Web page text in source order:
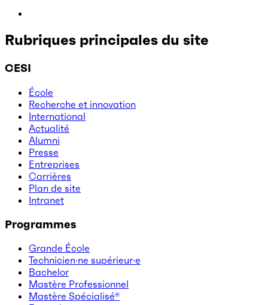
Rubriques principales du site
CESI
École
Recherche et innovation
International
Actualité
Alumni
Presse
Entreprises
Carrières
Plan de site
Intranet
Programmes
Grande École
Technicien·ne supérieur·e
Bachelor
Mastère Professionnel
Mastère Spécialisé®